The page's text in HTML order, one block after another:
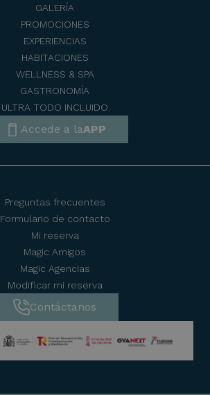
GALERÍA
PROMOCIONES
EXPERIENCIAS
HABITACIONES
WELLNESS & SPA
GASTRONOMÍA
ULTRA TODO INCLUIDO
Accede a laAPP
Contáctanos
Preguntas frecuentes
Formulario de contacto
Mi reserva
Magic Amigos
Magic Agencias
Modificar mi reserva